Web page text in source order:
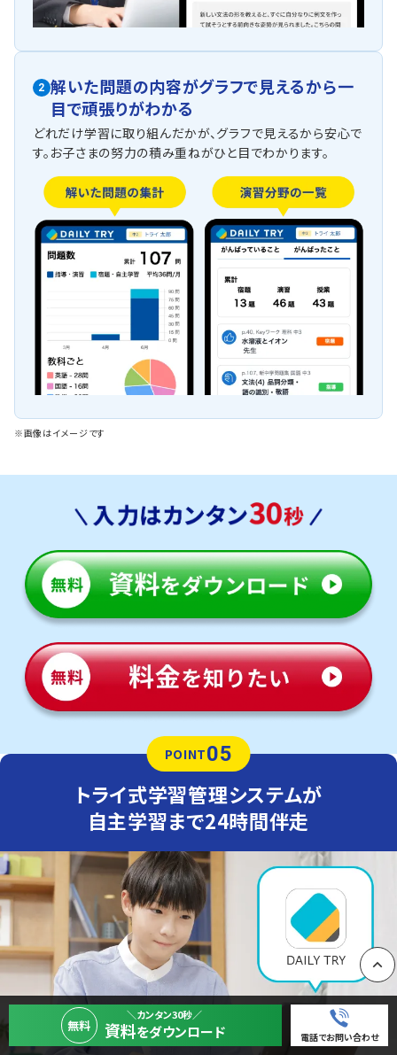
2 解いた問題の内容がグラフで見えるから一
目で頑張りがわかる
どれだけ学習に取り組んだかが、グラフで見えるから安心で
す。お子さまの努力の積み重ねがひと目でわかります。
※画像はイメージです
POINT05
トライ式学習管理システムが
自主学習まで24時間伴走
無料
＼カンタン30秒／
資料をダウンロード 電話でお問い合わせ